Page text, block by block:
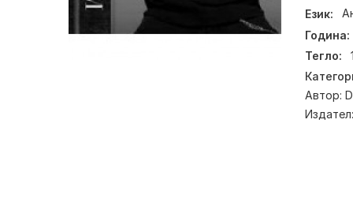
Език:
Година:
Тегло:
Автор:
Издател: